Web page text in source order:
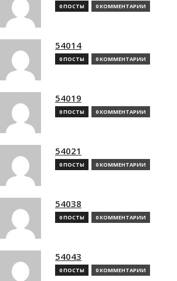
0 ПОСТЫ 0 КОММЕНТАРИИ
54014
0 ПОСТЫ 0 КОММЕНТАРИИ
54019
0 ПОСТЫ 0 КОММЕНТАРИИ
54021
0 ПОСТЫ 0 КОММЕНТАРИИ
54038
0 ПОСТЫ 0 КОММЕНТАРИИ
54043
0 ПОСТЫ 0 КОММЕНТАРИИ